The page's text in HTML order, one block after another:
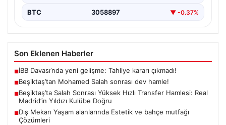
BTC 3058897 ▼ -0.37%
Son Eklenen Haberler
■İBB Davası’nda yeni gelişme: Tahliye kararı çıkmadı!
■Beşiktaş’tan Mohamed Salah sonrası dev hamle!
■Beşiktaş’ta Salah Sonrası Yüksek Hızlı Transfer Hamlesi: Real
Madrid’in Yıldızı Kulübe Doğru
■Dış Mekan Yaşam alanlarında Estetik ve bahçe mutfağı
Çözümleri